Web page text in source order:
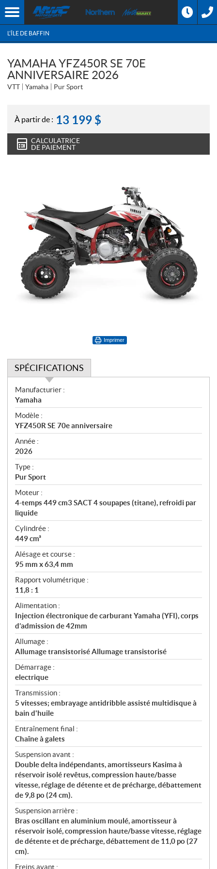
L'ÎLE DE BAFFIN
YAMAHA YFZ450R SE 70E
ANNIVERSAIRE 2026
VTT Yamaha Pur Sport
À partir de : 13 199 $
CALCULATRICE
DE PAIEMENT
Imprimer
SPÉCIFICATIONS
S
p
é
c
i
f
i
c
a
t
i
o
n
s
Manufacturier :
Yamaha
Modèle :
YFZ450R SE 70e anniversaire
Année :
2026
Type :
Pur Sport
Moteur :
4-temps 449 cm3 SACT 4 soupapes (titane), refroidi par
liquide
Cylindrée :
449 cm³
Alésage et course :
95 mm x 63,4 mm
Rapport volumétrique :
11,8 : 1
Alimentation :
Injection électronique de carburant Yamaha (YFI), corps
d’admission de 42mm
Allumage :
Allumage transistorisé Allumage transistorisé
Démarrage :
electrique
Transmission :
5 vitesses; embrayage antidribble assisté multidisque à
bain d'huile
Entraînement final :
Chaîne à galets
Suspension avant :
Double delta indépendants, amortisseurs Kasima à
réservoir isolé revêtus, compression haute/basse
vitesse, réglage de détente et de précharge, débattement
de 9,8 po (24 cm).
Suspension arrière :
Bras oscillant en aluminium moulé, amortisseur à
réservoir isolé, compression haute/basse vitesse, réglage
de détente et de précharge, débattement de 11,0 po (27
cm).
Freins avant :